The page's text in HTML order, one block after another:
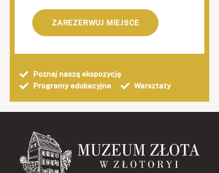
ZAREZERWUJ MIEJSCE
Poznaj naszą ekspozycję
Programy edukacyjne
Warsztaty